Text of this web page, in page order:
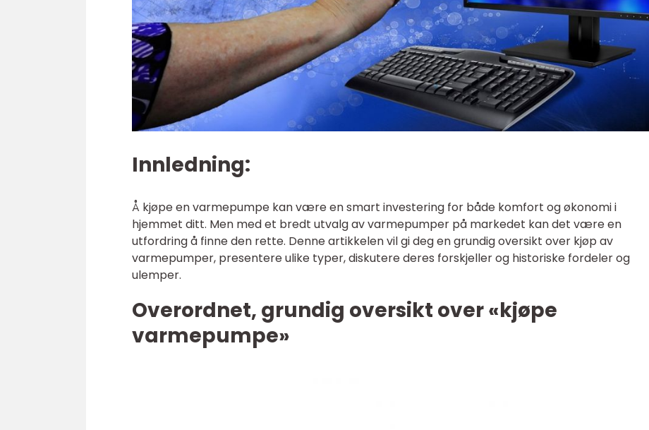
Innledning:
Å kjøpe en varmepumpe kan være en smart investering for både komfort og økonomi i
hjemmet ditt. Men med et bredt utvalg av varmepumper på markedet kan det være en
utfordring å finne den rette. Denne artikkelen vil gi deg en grundig oversikt over kjøp av
varmepumper, presentere ulike typer, diskutere deres forskjeller og historiske fordeler og
ulemper.
Overordnet, grundig oversikt over «kjøpe
varmepumpe»